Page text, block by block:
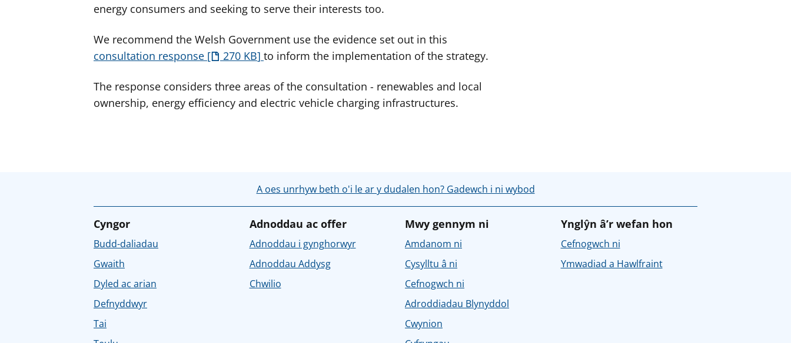
energy consumers and seeking to serve their interests too.
We recommend the Welsh Government use the evidence set out in this
consultation response
270 KB to inform the implementation of the strategy.
The response considers three areas of the consultation - renewables and local
ownership, energy efficiency and electric vehicle charging infrastructures.
A oes unrhyw beth o'i le ar y dudalen hon? Gadewch i ni wybod
Cyngor
Budd-daliadau
Gwaith
Dyled ac arian
Defnyddwyr
Tai
Adnoddau ac offer
Adnoddau i gynghorwyr
Adnoddau Addysg
Chwilio
Mwy gennym ni
Amdanom ni
Cysylltu â ni
Cefnogwch ni
Adroddiadau Blynyddol
Cwynion
Ynglŷn â’r wefan hon
Cefnogwch ni
Ymwadiad a Hawlfraint